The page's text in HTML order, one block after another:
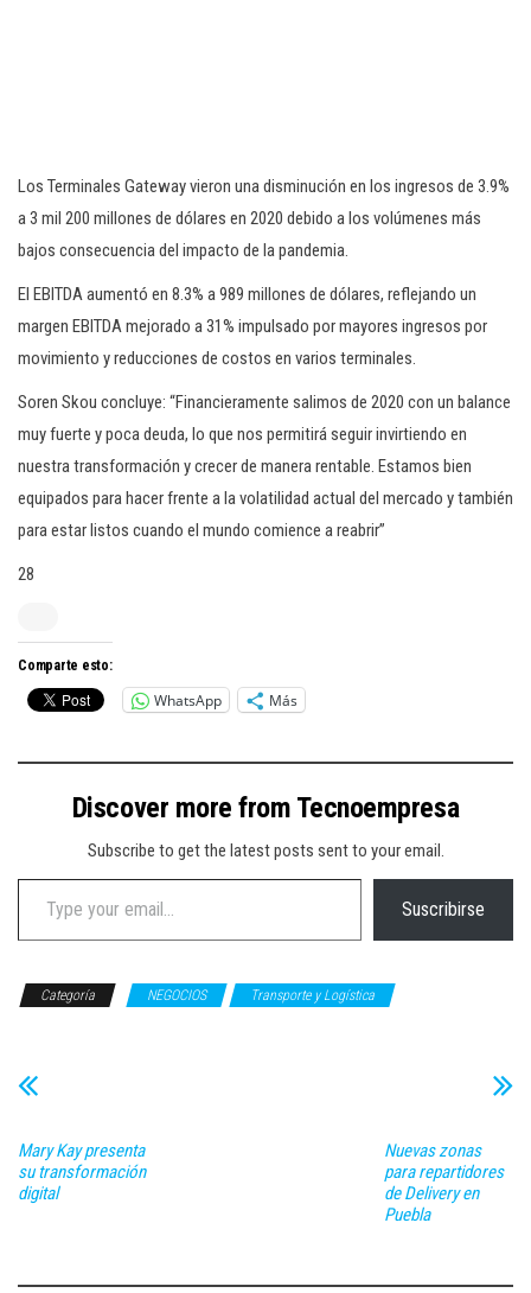
Los Terminales Gateway vieron una disminución en los ingresos de 3.9%
a 3 mil 200 millones de dólares en 2020 debido a los volúmenes más
bajos consecuencia del impacto de la pandemia.
El EBITDA aumentó en 8.3% a 989 millones de dólares, reflejando un
margen EBITDA mejorado a 31% impulsado por mayores ingresos por
movimiento y reducciones de costos en varios terminales.
Soren Skou concluye: “Financieramente salimos de 2020 con un balance
muy fuerte y poca deuda, lo que nos permitirá seguir invirtiendo en
nuestra transformación y crecer de manera rentable. Estamos bien
equipados para hacer frente a la volatilidad actual del mercado y también
para estar listos cuando el mundo comience a reabrir”
28
Comparte esto:
WhatsApp Más
Discover more from Tecnoempresa
Subscribe to get the latest posts sent to your email.
Type your email…
Suscribirse
Categoría NEGOCIOS Transporte y Logística
Mary Kay presenta
su transformación
digital
Nuevas zonas
para repartidores
de Delivery en
Puebla